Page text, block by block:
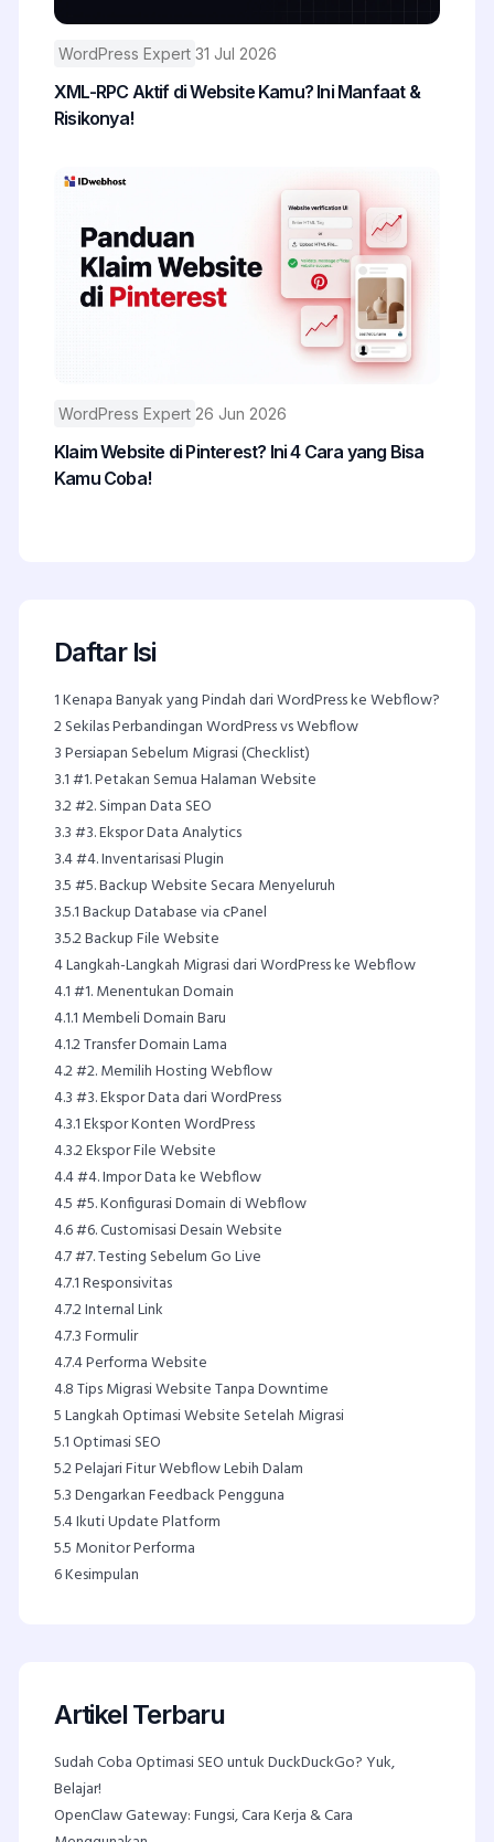
WordPress Expert 31 Jul 2026
XML-RPC Aktif di Website Kamu? Ini Manfaat &
Risikonya!
WordPress Expert 26 Jun 2026
Klaim Website di Pinterest? Ini 4 Cara yang Bisa
Kamu Coba!
Daftar Isi
1Kenapa Banyak yang Pindah dari WordPress ke Webflow?
2Sekilas Perbandingan WordPress vs Webflow
3Persiapan Sebelum Migrasi (Checklist)
3.1#1. Petakan Semua Halaman Website
3.2#2. Simpan Data SEO
3.3#3. Ekspor Data Analytics
3.4#4. Inventarisasi Plugin
3.5#5. Backup Website Secara Menyeluruh
3.5.1Backup Database via cPanel
3.5.2Backup File Website
4Langkah-Langkah Migrasi dari WordPress ke Webflow
4.1#1. Menentukan Domain
4.1.1 Membeli Domain Baru
4.1.2Transfer Domain Lama
4.2#2. Memilih Hosting Webflow
4.3#3. Ekspor Data dari WordPress
4.3.1Ekspor Konten WordPress
4.3.2Ekspor File Website
4.4#4. Impor Data ke Webflow
4.5#5. Konfigurasi Domain di Webflow
4.6#6. Customisasi Desain Website
4.7#7. Testing Sebelum Go Live
4.7.1Responsivitas
4.7.2Internal Link
4.7.3Formulir
4.7.4Performa Website
4.8Tips Migrasi Website Tanpa Downtime
5Langkah Optimasi Website Setelah Migrasi
5.1Optimasi SEO
5.2Pelajari Fitur Webflow Lebih Dalam
5.3Dengarkan Feedback Pengguna
5.4Ikuti Update Platform
5.5 Monitor Performa
6Kesimpulan
Artikel Terbaru
Sudah Coba Optimasi SEO untuk DuckDuckGo? Yuk,
Belajar!
OpenClaw Gateway: Fungsi, Cara Kerja & Cara